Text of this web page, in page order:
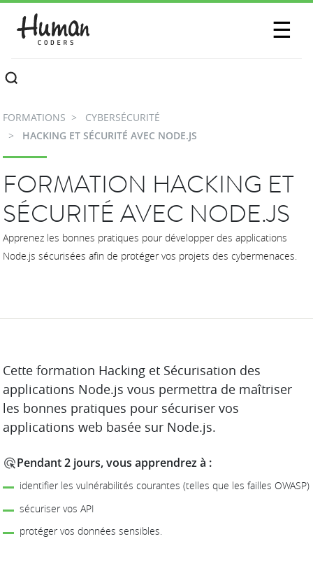
☰
CONTACTEZ-NOUS
FORMATIONS
CYBERSÉCURITÉ
HACKING ET SÉCURITÉ AVEC NODE.JS
FORMATION HACKING ET
SÉCURITÉ AVEC NODE.JS
Apprenez les bonnes pratiques pour développer des applications
Node.js sécurisées afin de protéger vos projets des cybermenaces.
DESCRIPTION
Cette formation Hacking et Sécurisation des
applications Node.js vous permettra de maîtriser
les bonnes pratiques pour sécuriser vos
applications web basée sur Node.js.
Pendant 2 jours, vous apprendrez à :
identifier les vulnérabilités courantes (telles que les failles OWASP)
sécuriser vos API
protéger vos données sensibles.